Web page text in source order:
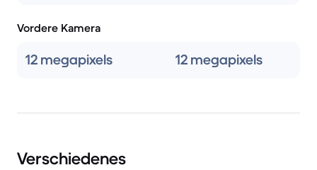
Vordere Kamera
12 megapixels 12 megapixels
Verschiedenes